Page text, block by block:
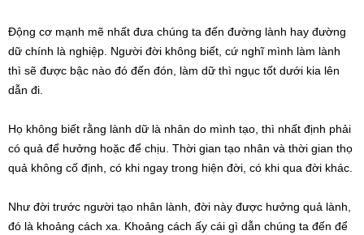
Động cơ mạnh mẽ nhất đưa chúng ta đến đường lành hay đường
dữ chính là nghiệp. Người đời không biết, cứ nghĩ mình làm lành
thì sẽ được bậc nào đó đến đón, làm dữ thì ngục tốt dưới kia lên
dẫn đi.
Họ không biết rằng lành dữ là nhân do mình tạo, thì nhất định phải
có quả để hưởng hoặc để chịu. Thời gian tạo nhân và thời gian thọ
quả không cố định, có khi ngay trong hiện đời, có khi qua đời khác.
Như đời trước người tạo nhân lành, đời này được hưởng quả lành,
đó là khoảng cách xa. Khoảng cách ấy cái gì dẫn chúng ta đến để